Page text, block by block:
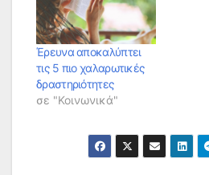
Έρευνα αποκαλύπτει
τις 5 πιο χαλαρωτικές
δραστηριότητες
σε "Κοινωνικά"